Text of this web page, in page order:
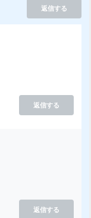
返信する
返信する
返信する